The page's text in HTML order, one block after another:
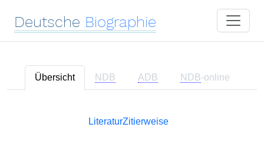
Deutsche Biographie
Übersicht NDB ADB NDB-online
LiteraturZitierweise